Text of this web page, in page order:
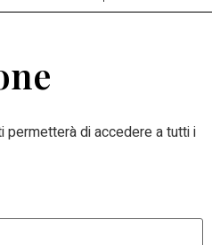
permetterà di accedere a tutti i